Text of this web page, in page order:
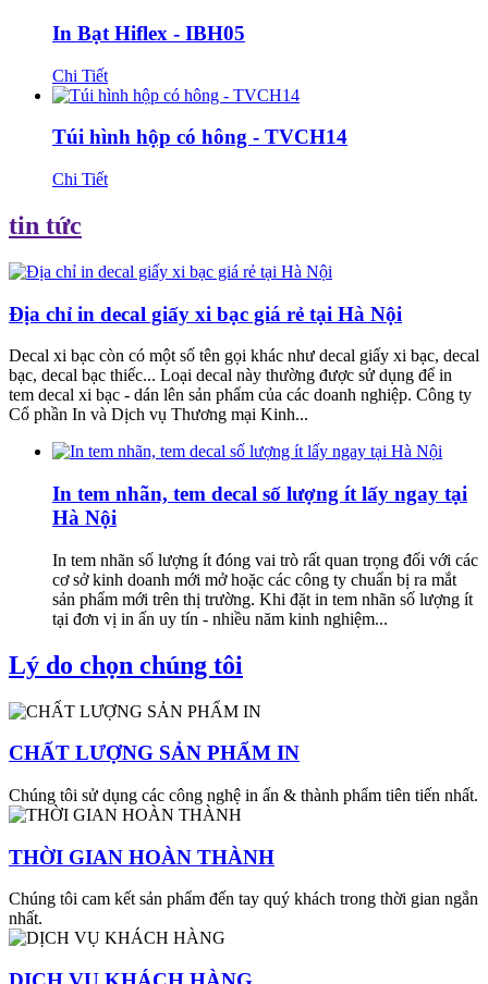
In Bạt Hiflex - IBH05
Chi Tiết
Túi hình hộp có hông - TVCH14
Chi Tiết
tin tức
Địa chỉ in decal giấy xi bạc giá rẻ tại Hà Nội
Decal xi bạc còn có một số tên gọi khác như decal giấy xi bạc, decal
bạc, decal bạc thiếc... Loại decal này thường được sử dụng để in
tem decal xi bạc - dán lên sản phẩm của các doanh nghiệp. Công ty
Cổ phần In và Dịch vụ Thương mại Kinh...
In tem nhãn, tem decal số lượng ít lấy ngay tại
Hà Nội
In tem nhãn số lượng ít đóng vai trò rất quan trọng đối với các
cơ sở kinh doanh mới mở hoặc các công ty chuẩn bị ra mắt
sản phẩm mới trên thị trường. Khi đặt in tem nhãn số lượng ít
tại đơn vị in ấn uy tín - nhiều năm kinh nghiệm...
Lý do chọn chúng tôi
CHẤT LƯỢNG SẢN PHẨM IN
Chúng tôi sử dụng các công nghệ in ấn & thành phẩm tiên tiến nhất.
THỜI GIAN HOÀN THÀNH
Chúng tôi cam kết sản phẩm đến tay quý khách trong thời gian ngắn
nhất.